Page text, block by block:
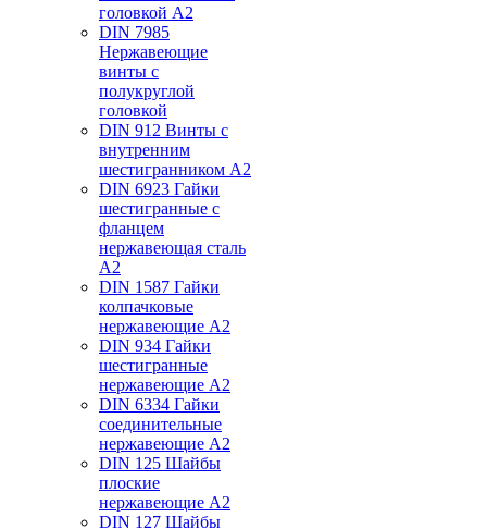
головкой А2
DIN 7985
Нержавеющие
винты с
полукруглой
головкой
DIN 912 Винты с
внутренним
шестигранником А2
DIN 6923 Гайки
шестигранные с
фланцем
нержавеющая сталь
А2
DIN 1587 Гайки
колпачковые
нержавеющие А2
DIN 934 Гайки
шестигранные
нержавеющие А2
DIN 6334 Гайки
соединительные
нержавеющие А2
DIN 125 Шайбы
плоские
нержавеющие А2
DIN 127 Шайбы